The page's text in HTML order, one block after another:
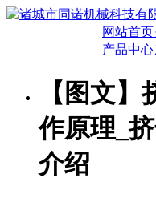
网站首页
产品中心
【图文
作原理_
介绍